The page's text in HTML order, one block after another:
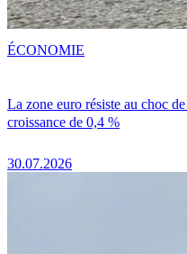
La zone euro résiste au choc
croissance de 0,4 %
30.07.2026
ÉCONOMIE